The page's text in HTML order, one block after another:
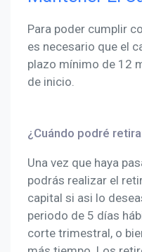
Para poder cumplir
es necesario que el
plazo mínimo de 12
de inicio.
¿Cuándo podré
Una vez que haya
podrás realizar el
capital si asi lo
periodo de 5 días
corte trimestral, o